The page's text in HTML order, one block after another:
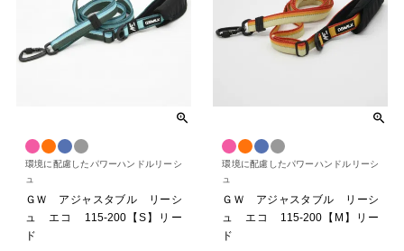
環境に配慮したパワーハンドルリーシ
ュ
ＧＷ アジャスタブル リーシ
ュ エコ 115-200【S】リー
ド
環境に配慮したパワーハンドルリーシ
ュ
ＧＷ アジャスタブル リーシ
ュ エコ 115-200【M】リー
ド